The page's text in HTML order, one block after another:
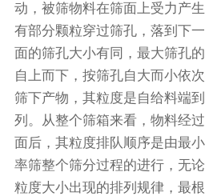
动，被筛物料在筛面上受力产
有部分颗粒穿过筛孔，落到下
面的筛孔大小有同，最大筛孔
自上而下，按筛孔自大而小依
筛下产物，其粒度是自给料端
列。从整个筛箱来看，物料经
面后，其粒度排队顺序是由最
率筛整个筛分过程的进行，无
粒度大小出现的排列规律，最